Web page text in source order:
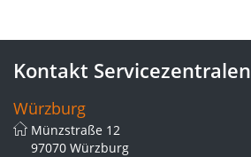
Kontakt Servicezentralen
Würzburg
Münzstraße 12
97070 Würzburg